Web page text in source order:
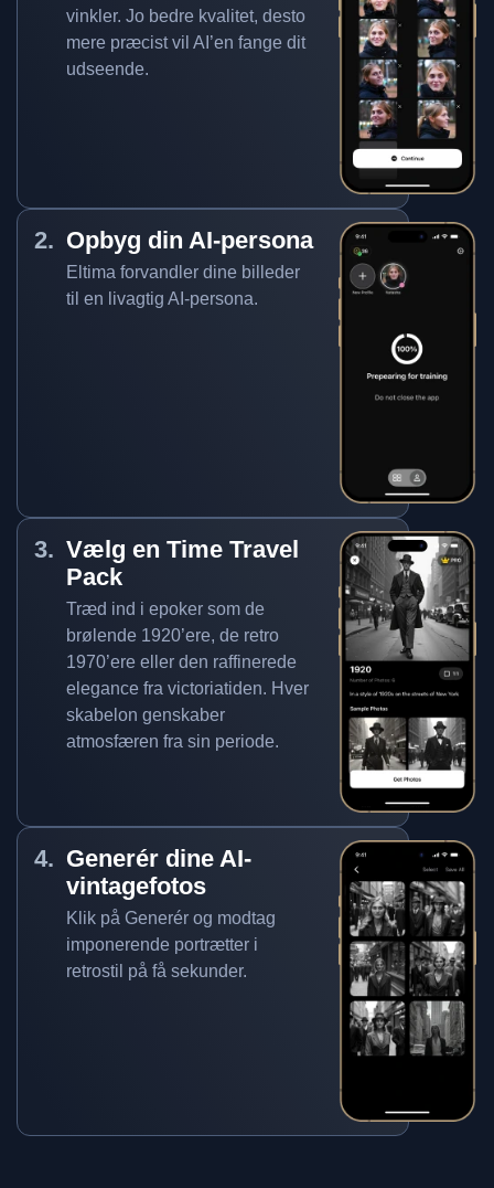
vinkler. Jo bedre kvalitet, desto
mere præcist vil AI’en fange dit
udseende.
Opbyg din AI-persona
Eltima forvandler dine billeder
til en livagtig AI-persona.
Vælg en Time Travel
Pack
Træd ind i epoker som de
brølende 1920’ere, de retro
1970’ere eller den raffinerede
elegance fra victoriatiden. Hver
skabelon genskaber
atmosfæren fra sin periode.
Generér dine AI-
vintagefotos
Klik på Generér og modtag
imponerende portrætter i
retrostil på få sekunder.